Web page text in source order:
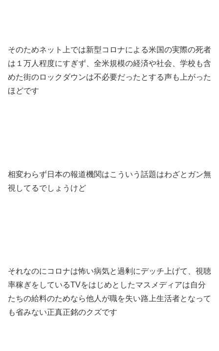
そのためネット上では新型コロナによる米国の実際の死者
は１万人程度にすぎず、全米規模の経済や社会、学校も含
めた街のロックダウンは不必要だったとする声も上がった
ほどです
相変わらず日本の報道機関はこういう話題はわざとガン無
視してるでしょうけど
それなのにコロナは怖い病気と過剰にデッチ上げて、視聴
率稼ぎをしているTVをはじめとしたマスメディアは自分
たちの給料のためなら他人が職を失い路上生活者となって
も省みない正真正銘のクズです